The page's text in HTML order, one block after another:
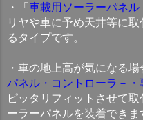
・「 車載用ソーラーパネル
リヤや車に予め天井等に
るタイプです。
・車の地上高が気になる場
パネル・コントローラ－・
ピッタリフィットさせて
ーラーパネルを装着できま